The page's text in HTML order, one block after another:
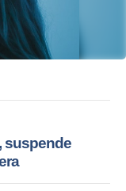
suspende